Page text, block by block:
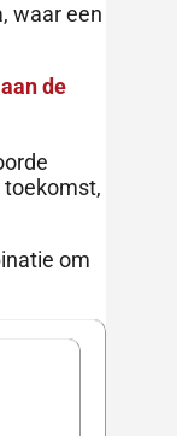
waar een
de
toekomst,
om